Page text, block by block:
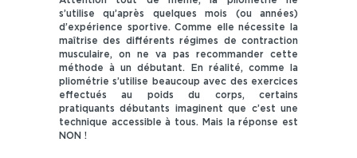
s’utilise qu’après quelques mois (ou années)
d’expérience sportive. Comme elle nécessite la
maîtrise des différents régimes de contraction
musculaire, on ne va pas recommander cette
méthode à un débutant. En réalité, comme la
pliométrie s’utilise beaucoup avec des exercices
effectués au poids du corps, certains
pratiquants débutants imaginent que c’est une
technique accessible à tous. Mais la réponse est
NON !